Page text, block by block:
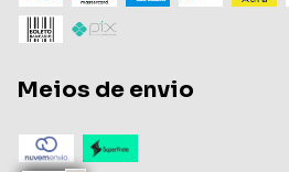
Meios de envio